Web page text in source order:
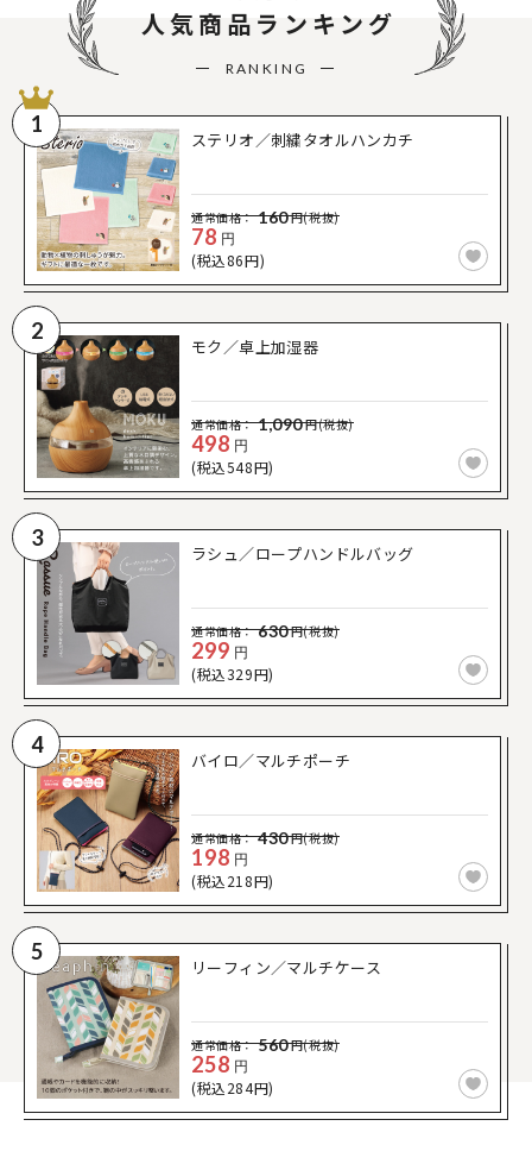
人気商品ランキング
RANKING
1
ステリオ／刺繍タオルハンカチ
通常価格： 160円(税抜)
78 円
(税込86円)
2
モク／卓上加湿器
通常価格： 1,090円(税抜)
498 円
(税込548円)
3
ラシュ／ロープハンドルバッグ
通常価格： 630円(税抜)
299 円
(税込329円)
4
バイロ／マルチポーチ
通常価格： 430円(税抜)
198 円
(税込218円)
5
リーフィン／マルチケース
通常価格： 560円(税抜)
258 円
(税込284円)